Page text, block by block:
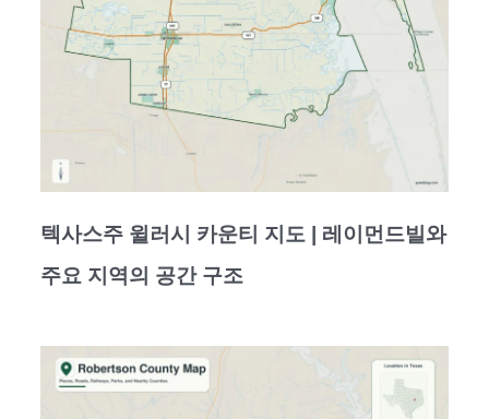
텍사스주 윌러시 카운티 지도 | 레이먼드빌와
주요 지역의 공간 구조